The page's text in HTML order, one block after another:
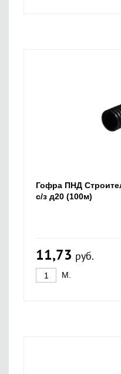
Гофра ПНД
с/з д20 (100м)
11,73 руб.
М.